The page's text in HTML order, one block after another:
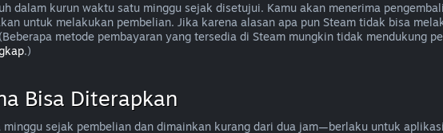
dalam kurun waktu satu minggu sejak disetujui. Kamu akan menerima
untuk melakukan pembelian. Jika karena alasan apa pun Steam tidak bisa
metode pembayaran yang tersedia di Steam mungkin tidak mendukung
.)
Bisa Diterapkan
sejak pembelian dan dimainkan kurang dari dua jam—berlaku untuk